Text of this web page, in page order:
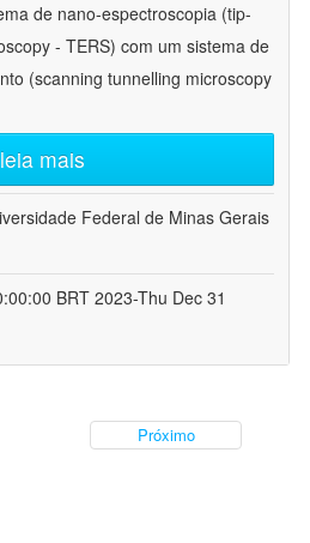
de nano-espectroscopia (tip-
- TERS) com um sistema de
(scanning tunnelling microscopy
leia mais
Federal de Minas Gerais
BRT 2023-Thu Dec 31
Próximo